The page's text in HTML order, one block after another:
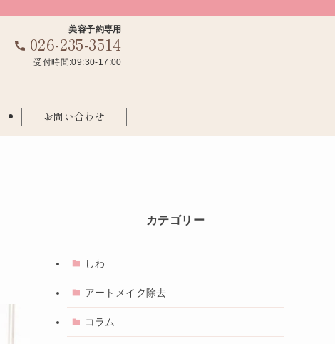
お問い合わせ
美容予約専用
026-235-3514
受付時間:09:30-17:00
カテゴリー
しわ
アートメイク除去
コラム